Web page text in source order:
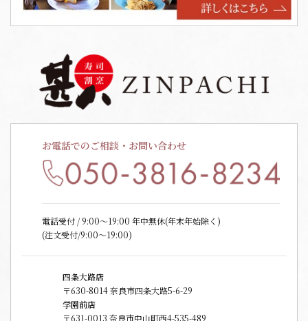
お電話でのご相談・お問い合わせ
電話受付 / 9:00〜19:00 年中無休(年末年始除く)
(注文受付/9:00～19:00)
四条大路店
〒630-8014 奈良市四条大路5-6-29
学園前店
〒631-0013 奈良市中山町西4-535-489